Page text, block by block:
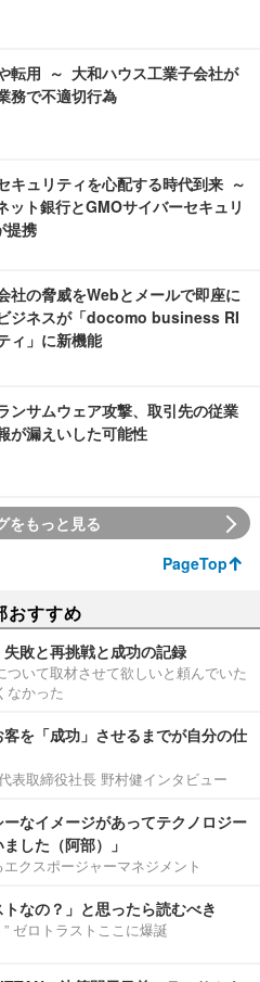
転用 ～ 大和ハウス工業子会社が
務で不適切行為
キュリティを心配する時代到来 ～
ット銀行とGMOサイバーセキュリ
提携
社の脅威をWebとメールで即座に
ジネスが「docomo business RI
ィ」に新機能
ンサムウェア攻撃、取引先の従業
が漏えいした可能性
をもっと見る
PageTop
おすすめ
敗と再挑戦と成功の記録
ついて取材させて欲しいと頼んでいた
なかった
客を「成功」させるまでが自分の仕
表取締役社長 野村健インタビュー
ーなイメージがあってテクノロジー
した（阿部）」
クスポージャーマネジメント
トなの？」と思ったら読むべき
ゼロトラストここに爆誕